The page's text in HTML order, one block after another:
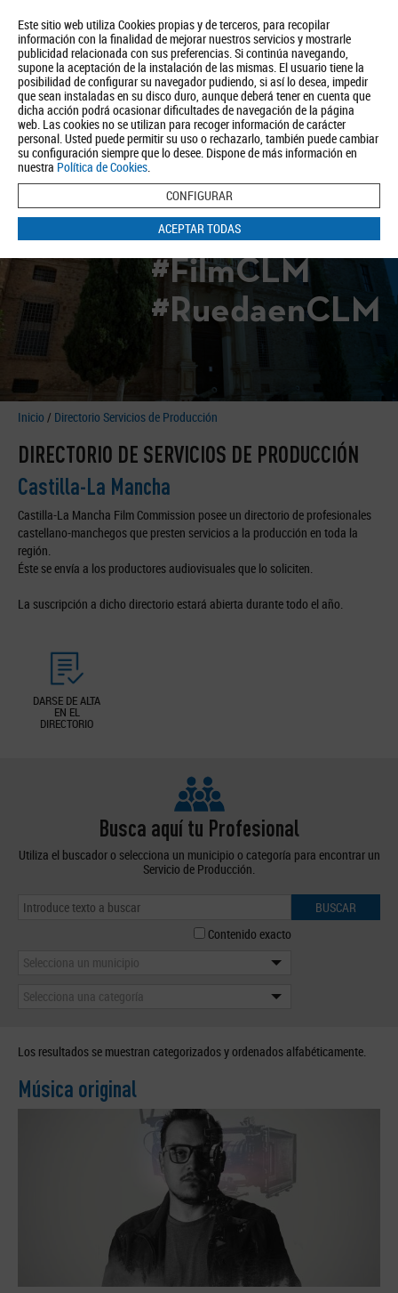
Este sitio web utiliza Cookies propias y de terceros, para recopilar
información con la finalidad de mejorar nuestros servicios y mostrarle
publicidad relacionada con sus preferencias. Si continúa navegando,
supone la aceptación de la instalación de las mismas. El usuario tiene la
posibilidad de configurar su navegador pudiendo, si así lo desea, impedir
que sean instaladas en su disco duro, aunque deberá tener en cuenta que
dicha acción podrá ocasionar dificultades de navegación de la página
web. Las cookies no se utilizan para recoger información de carácter
personal. Usted puede permitir su uso o rechazarlo, también puede cambiar
su configuración siempre que lo desee. Dispone de más información en
nuestra Política de Cookies.
CONFIGURAR
ACEPTAR TODAS
Quiénes somos Turismo Política de Privacidad Aviso Legal
Política de Cookies
BUSCAR
#FilmCLM
#RuedaenCLM
Inicio / Directorio Servicios de Producción
DIRECTORIO DE SERVICIOS DE PRODUCCIÓN
Castilla-La Mancha
Castilla-La Mancha Film Commission posee un directorio de profesionales
castellano-manchegos que presten servicios a la producción en toda la
región.
Éste se envía a los productores audiovisuales que lo soliciten.
La suscripción a dicho directorio estará abierta durante todo el año.
DARSE DE ALTA
EN EL
DIRECTORIO
Busca aquí tu Profesional
Utiliza el buscador o selecciona un municipio o categoría para encontrar un
Servicio de Producción.
BUSCAR
Contenido exacto
Selecciona un municipio
Selecciona una categoría
Los resultados se muestran categorizados y ordenados alfabéticamente.
Música original